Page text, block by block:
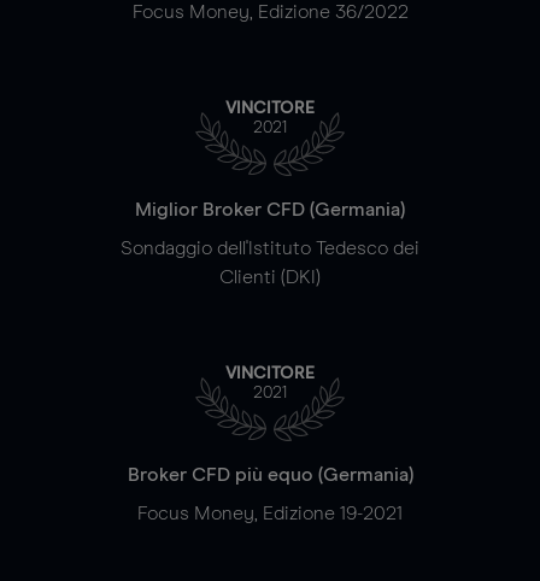
Focus Money, Edizione 36/2022
VINCITORE
2021
Miglior Broker CFD (Germania)
Sondaggio dell'Istituto Tedesco dei
Clienti (DKI)
VINCITORE
2021
Broker CFD più equo (Germania)
Focus Money, Edizione 19-2021